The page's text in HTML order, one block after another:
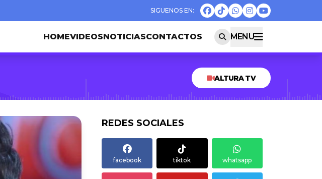
HOMEVIDEOSNOTICIASCONTACTOS MENU
ALTURA TV
REDES SOCIALES
facebook tiktok whatsapp